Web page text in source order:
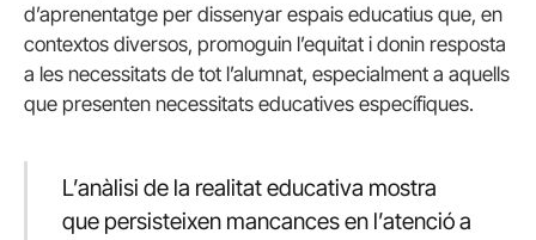
d’aprenentatge per dissenyar espais educatius que, en
contextos diversos, promoguin l’equitat i donin resposta
a les necessitats de tot l’alumnat, especialment a aquells
que presenten necessitats educatives específiques.
L’anàlisi de la realitat educativa mostra
que persisteixen mancances en l’atenció a